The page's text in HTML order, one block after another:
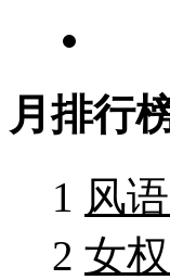
月排行
1 风
2 女